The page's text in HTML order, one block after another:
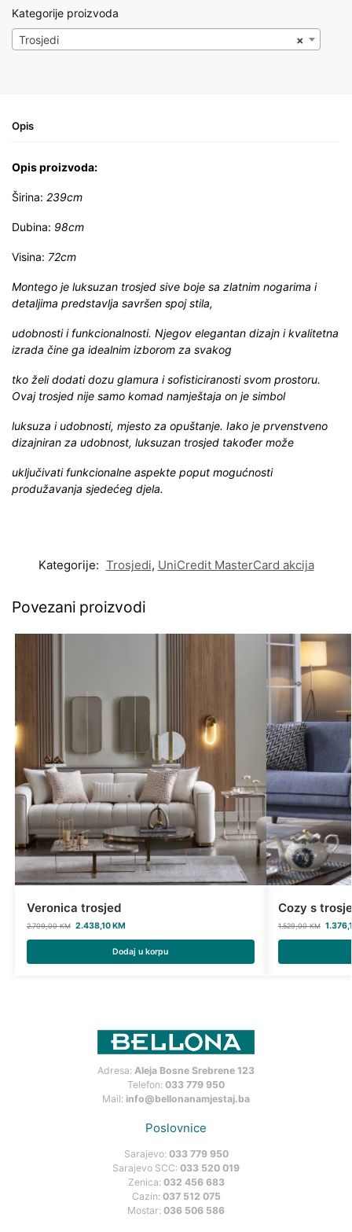
Kategorije proizvoda
×
Trosjedi
Opis
Opis proizvoda:
Širina: 239cm
Dubina: 98cm
Visina: 72cm
Montego je luksuzan trosjed sive boje sa zlatnim nogarima i
detaljima predstavlja savršen spoj stila,
udobnosti i funkcionalnosti. Njegov elegantan dizajn i kvalitetna
izrada čine ga idealnim izborom za svakog
tko želi dodati dozu glamura i sofisticiranosti svom prostoru.
Ovaj trosjed nije samo komad namještaja on je simbol
luksuza i udobnosti, mjesto za opuštanje. Iako je prvenstveno
dizajniran za udobnost, luksuzan trosjed također može
uključivati funkcionalne aspekte poput mogućnosti
produžavanja sjedećeg djela.
Kategorije: Trosjedi, UniCredit MasterCard akcija
Povezani proizvodi
Veronica trosjed
2.709,00KM 2.438,10KM
Dodaj u korpu
Cozy s
1.529,00KM
Adresa: Aleja Bosne Srebrene 123
Telefon: 033 779 950
Mail: info@bellonanamjestaj.ba
Poslovnice
Sarajevo: 033 779 950
Sarajevo SCC: 033 520 019
Zenica: 032 456 683
Cazin: 037 512 075
Mostar: 036 506 586